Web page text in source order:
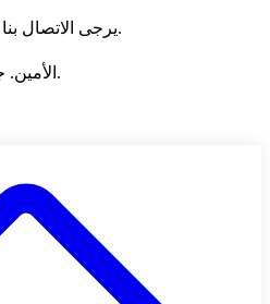
يرجى الاتصال بنا لأي أستفسارات أو دعم.
© 2024 الأمين. جميع الحقوق محفوظة.